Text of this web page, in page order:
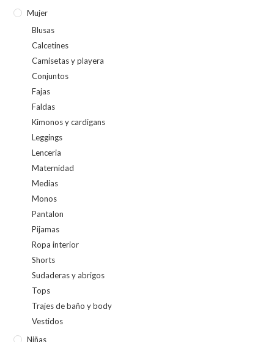
Mujer
Blusas
Calcetines
Camisetas y playera
Conjuntos
Fajas
Faldas
Kimonos y cardigans
Leggings
Lenceria
Maternidad
Medias
Monos
Pantalon
Pijamas
Ropa interior
Shorts
Sudaderas y abrigos
Tops
Trajes de baño y body
Vestidos
Niñas